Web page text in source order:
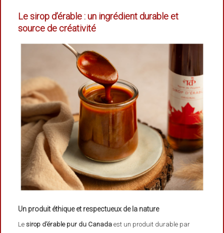
Le sirop d’érable : un ingrédient durable et
source de créativité
Un produit éthique et respectueux de la nature
Lesirop d’érable pur du Canada est un produit durable par